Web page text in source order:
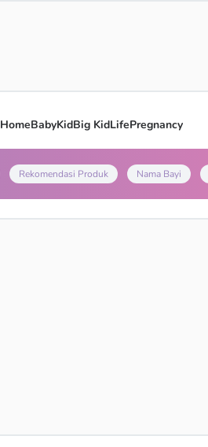
HomeBabyKidBig KidLifePregnancy
Rekomendasi Produk Nama Bayi